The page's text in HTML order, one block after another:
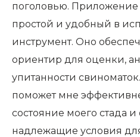
поголовью. Приложение
простой и удобный в
инструмент. Оно
ориентир для оценки,
упитанности
поможет мне
состояние моего стада
надлежащие условия